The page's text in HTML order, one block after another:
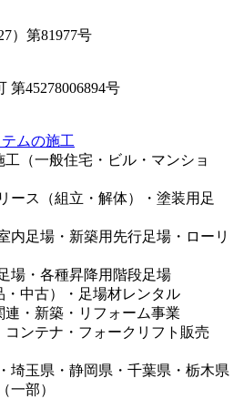
）第81977号
第45278006894号
ムの施工
（一般住宅・ビル・マンショ
ース（組立・解体）・塗装用足
内足場・新築用先行足場・ローリ
場・各種昇降用階段足場
・中古）・足場材レンタル
・新築・リフォーム事業
ンテナ・フォークリフト販売
埼玉県・静岡県・千葉県・栃木県
一部）